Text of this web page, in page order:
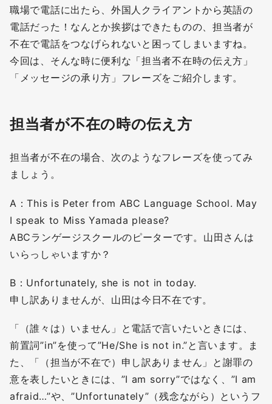
職場で電話に出たら、外国人クライアントから英語の
電話だった！なんとか挨拶はできたものの、担当者が
不在で電話をつなげられないと困ってしまいますね。
今回は、そんな時に便利な「担当者不在時の伝え方」
「メッセージの承り方」フレーズをご紹介します。
担当者が不在の時の伝え方
担当者が不在の場合、次のようなフレーズを使ってみ
ましょう。
A：This is Peter from ABC Language School. May
I speak to Miss Yamada please?
ABCランゲージスクールのピーターです。山田さんは
いらっしゃいますか？
B：Unfortunately, she is not in today.
申し訳ありませんが、山田は今日不在です。
「（誰々は）いません」と電話で言いたいときには、
前置詞”in”を使って”He/She is not in.”と言います。ま
た、「（担当が不在で）申し訳ありません」と謝罪の
意を表したいときには、”I am sorry”ではなく、”I am
afraid…”や、”Unfortunately”（残念ながら）というフ